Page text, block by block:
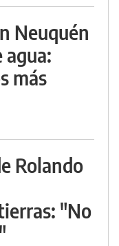
Neuquén
agua:
más
Rolando
"No